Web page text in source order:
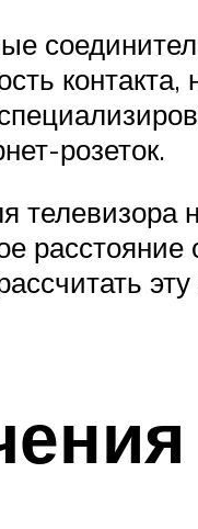
контакта,
розеток.
телевизора